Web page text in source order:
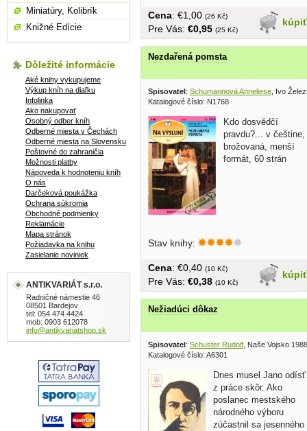
kúpiť
Cena: €1,00 (26 Kč)
Pre Vás: €0,95 (25 Kč)
Nezdařená pomsta
Spisovatel : Schumannová Anneliese, Ivo
Katalogové číslo: N1768
Kdo dosvědčí
pravdu?... v češtine,
brožovaná, menší
formát, 60 strán
Stav knihy:
kúpiť
Cena: €0,40 (10 Kč)
Pre Vás: €0,38 (10 Kč)
Nežiadúci dôkaz
Spisovatel: Schuster Rudolf , Naše Vojsko 1988
Katalogové číslo: A6301
Dnes musel Jano odísť
z práce skôr. Ako
poslanec mestského
národného výboru
zúčastnil sa jesenného
Miniatúry, Kolibrík
Knižné Edície
Dôležité informácie
Aké knihy vykupujeme
Výkup kníh na diaľku
Infolinka
Ako nakupovať
Osobný odber kníh
Odberné miesta v Čechách
Odberné miesta na Slovensku
Poštovné do zahraničia
Možnosti platby
Nápoveda k hodnoteniu kníh
O nás
Darčeková poukážka
Ochrana súkromia
Obchodné podmienky
Reklamácie
Mapa stránok
Požiadavka na knihu
Zasielanie noviniek
ANTIKVARIÁT s.r.o.
Radničné námestie 46
08501 Bardejov
tel: 054 474 4424
mob: 0903 612078
info@antikvariatshop.sk